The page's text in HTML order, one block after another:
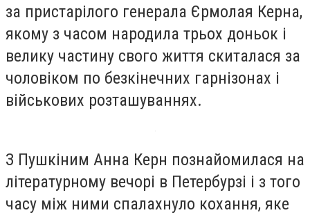
за пристарілого генерала Єрмолая Керна,
якому з часом народила трьох доньок і
велику частину свого життя скиталася за
чоловіком по безкінечних гарнізонах і
військових розташуваннях.
З Пушкіним Анна Керн познайомилася на
літературному вечорі в Петербурзі і з того
часу між ними спалахнуло кохання, яке